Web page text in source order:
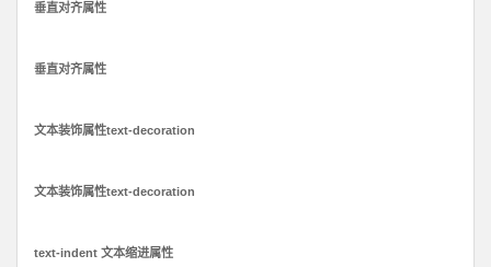
垂直对齐属性
垂直对齐属性
文本装饰属性text-decoration
文本装饰属性text-decoration
text-indent 文本缩进属性